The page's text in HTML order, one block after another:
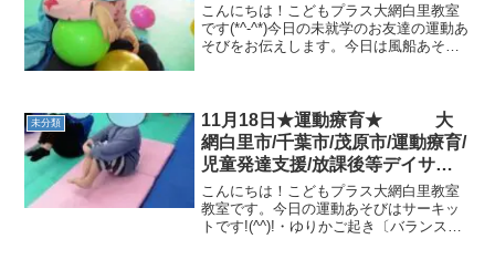
こんにちは！こどもプラス大網白里教室
です(*^-^*)今日の未就学のお友達の運動あ
そびをお伝えします。今日は風船あそ
風船を目で追う...
未分類
11月18日★運動療育★ 大
網白里市/千葉市/茂原市/運動療育/
児童発達支援/放課後等デイサー
ビス/教室見学・体験
こんにちは！こどもプラス大網白里教室
教室です。今日の運動あそびはサーキッ
トです!(^^)!・ゆりかご起き〔バランス感